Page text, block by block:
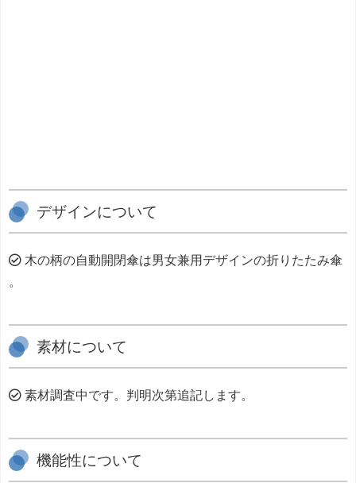
デザインについて
木の柄の自動開閉傘は男女兼用デザインの折りたたみ傘
。
素材について
素材調査中です。判明次第追記します。
機能性について